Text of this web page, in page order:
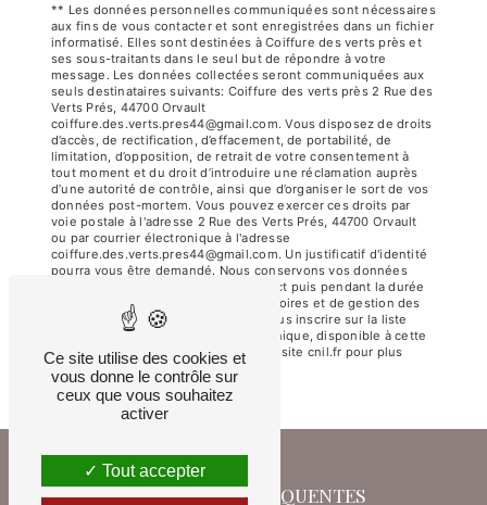
** Les données personnelles communiquées sont nécessaires
aux fins de vous contacter et sont enregistrées dans un fichier
informatisé. Elles sont destinées à Coiffure des verts près et
ses sous-traitants dans le seul but de répondre à votre
message. Les données collectées seront communiquées aux
seuls destinataires suivants: Coiffure des verts près 2 Rue des
Verts Prés, 44700 Orvault
coiffure.des.verts.pres44@gmail.com. Vous disposez de droits
d’accès, de rectification, d’effacement, de portabilité, de
limitation, d’opposition, de retrait de votre consentement à
tout moment et du droit d’introduire une réclamation auprès
d’une autorité de contrôle, ainsi que d’organiser le sort de vos
données post-mortem. Vous pouvez exercer ces droits par
voie postale à l'adresse 2 Rue des Verts Prés, 44700 Orvault
ou par courrier électronique à l'adresse
coiffure.des.verts.pres44@gmail.com. Un justificatif d'identité
pourra vous être demandé. Nous conservons vos données
pendant la période de prise de contact puis pendant la durée
de prescription légale aux fins probatoires et de gestion des
contentieux. Vous avez le droit de vous inscrire sur la liste
d'opposition au démarchage téléphonique, disponible à cette
adresse: Bloctel.gouv.fr. Consultez le site cnil.fr pour plus
d’informations sur vos droits.
RECHERCHES FRÉQUENTES
Ce site utilise des cookies et
vous donne le contrôle sur
ceux que vous souhaitez
activer
Tout accepter